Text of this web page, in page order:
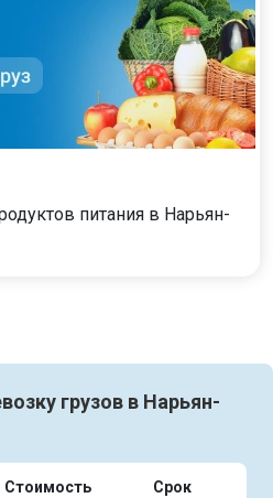
питания в Нарьян-
грузов в Нарьян-
Стоимость
Срок